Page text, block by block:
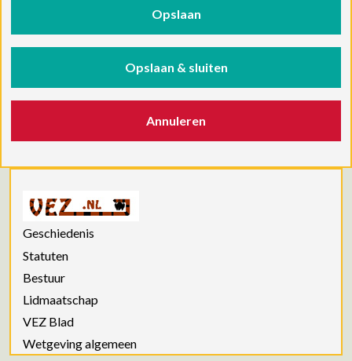
Opslaan
Opslaan & sluiten
Annuleren
Geschiedenis
Statuten
Bestuur
Lidmaatschap
VEZ Blad
Wetgeving algemeen